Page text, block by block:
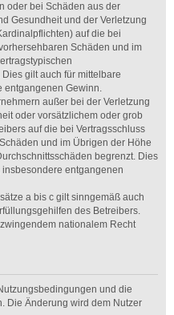
oder bei Schäden aus der
Gesundheit und der Verletzung
auf die bei
Schäden und im
gilt auch für mittelbare
entgangenen Gewinn.
außer bei der Verletzung
oder vorsätzlichem oder grob
auf die bei Vertragsschluss
und im Übrigen der Höhe
begrenzt. Dies
entgangenen
a bis c gilt sinngemäß auch
des Betreibers.
nationalem Recht
und die
Die Änderung wird dem Nutzer